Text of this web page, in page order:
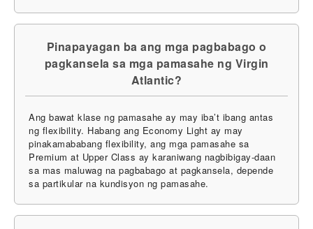
Pinapayagan ba ang mga pagbabago o
pagkansela sa mga pamasahe ng Virgin
Atlantic?
Ang bawat klase ng pamasahe ay may iba’t ibang antas
ng flexibility. Habang ang Economy Light ay may
pinakamababang flexibility, ang mga pamasahe sa
Premium at Upper Class ay karaniwang nagbibigay-daan
sa mas maluwag na pagbabago at pagkansela, depende
sa partikular na kundisyon ng pamasahe.